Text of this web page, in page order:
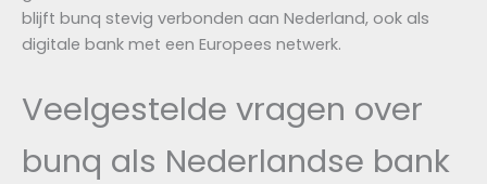
blijft bunq stevig verbonden aan Nederland, ook als
digitale bank met een Europees netwerk.
Veelgestelde vragen over
bunq als Nederlandse bank